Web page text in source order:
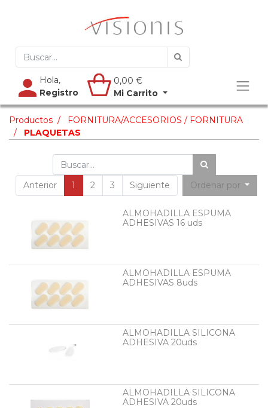
Hola,
Registro
0,00 €
Mi Carrito
Productos
FORNITURA/ACCESORIOS / FORNITURA
PLAQUETAS
Anterior 1 2 3 Siguiente Ordenar por
ALMOHADILLA ESPUMA
ADHESIVAS 16 uds
ALMOHADILLA ESPUMA
ADHESIVAS 8uds
ALMOHADILLA SILICONA
ADHESIVA 20uds
ALMOHADILLA SILICONA
ADHESIVA 20uds